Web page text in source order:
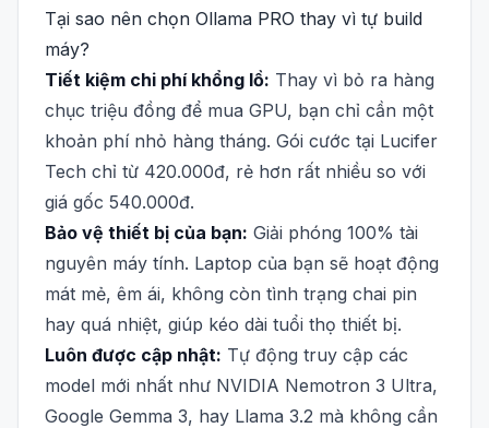
Tại sao nên chọn Ollama PRO thay vì tự build
máy?
Tiết kiệm chi phí khổng lồ: Thay vì bỏ ra hàng
chục triệu đồng để mua GPU, bạn chỉ cần một
khoản phí nhỏ hàng tháng. Gói cước tại Lucifer
Tech chỉ từ 420.000đ, rẻ hơn rất nhiều so với
giá gốc 540.000đ.
Bảo vệ thiết bị của bạn: Giải phóng 100% tài
nguyên máy tính. Laptop của bạn sẽ hoạt động
mát mẻ, êm ái, không còn tình trạng chai pin
hay quá nhiệt, giúp kéo dài tuổi thọ thiết bị.
Luôn được cập nhật: Tự động truy cập các
model mới nhất như NVIDIA Nemotron 3 Ultra,
Google Gemma 3, hay Llama 3.2 mà không cần